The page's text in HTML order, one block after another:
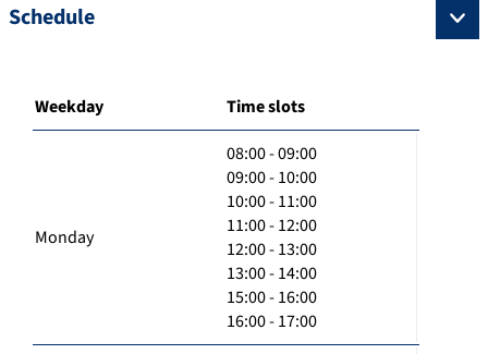
Schedule
Weekday Time slots
Monday
08:00 - 09:00
09:00 - 10:00
10:00 - 11:00
11:00 - 12:00
12:00 - 13:00
13:00 - 14:00
15:00 - 16:00
16:00 - 17:00